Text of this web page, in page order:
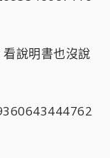
看說明書也沒說